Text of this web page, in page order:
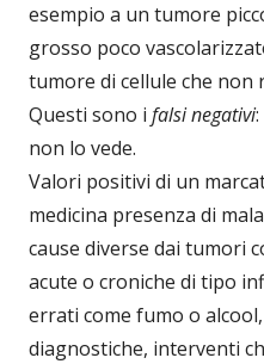
esempio a un tumore
grosso poco
tumore di cellule che non
Questi sono i falsi negativi
non lo vede.
Valori positivi di un
medicina presenza di
cause diverse dai tumori
acute o croniche di tipo
errati come fumo o
diagnostiche, interventi